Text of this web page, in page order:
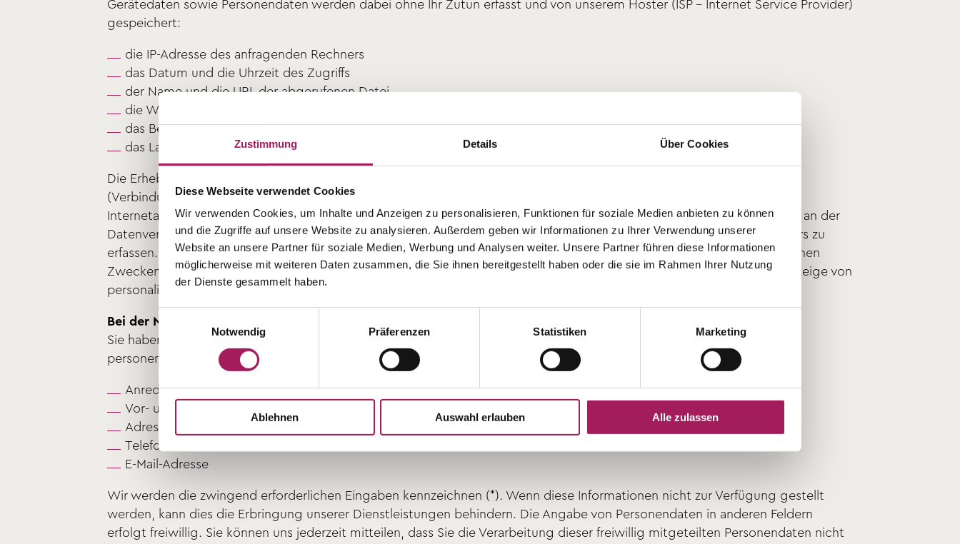
Zustimmung Details Über Cookies
Diese Webseite verwendet Cookies
Wir verwenden Cookies, um Inhalte und Anzeigen zu personalisieren, Funktionen für soziale Medien anbieten zu können
und die Zugriffe auf unsere Website zu analysieren. Außerdem geben wir Informationen zu Ihrer Verwendung unserer
Website an unsere Partner für soziale Medien, Werbung und Analysen weiter. Unsere Partner führen diese Informationen
möglicherweise mit weiteren Daten zusammen, die Sie ihnen bereitgestellt haben oder die sie im Rahmen Ihrer Nutzung
der Dienste gesammelt haben.
Notwendig
Präferenzen Statistiken Marketing
Ablehnen Auswahl erlauben Alle zulassen
Gerätedaten sowie Personendaten werden dabei ohne Ihr Zutun erfasst und von unserem Hoster (ISP - Internet Service Provider)
gespeichert:
die IP-Adresse des anfragenden Rechners
das Datum und die Uhrzeit des Zugriffs
der Name und die URL der abgerufenen Datei
die Webseite, von der aus der Zugriff erfolgte
das Betriebssystem Ihres Rechners und der von Ihnen verwendete Browser
das Land von welchem Sie zugegriffen haben und die Spracheinstellungen bei Ihrem Browser
Die Erhebung und Verarbeitung dieser Daten erfolgt zu dem Zweck, die Nutzung unserer Webseite zu ermöglichen
(Verbindungsaufbau), die Systemsicherheit und -stabilität dauerhaft zu gewährleisten und die Optimierung unseres
Internetangebots zu ermöglichen sowie zu internen statistischen Zwecken. Hierin besteht unser berechtigtes Interesse an der
Datenverarbeitung. Die IP-Adresse wird insbesondere dazu verwendet, um das Aufenthaltsland des Webseiten-Besuchers zu
erfassen. Ferner wird die IP-Adresse bei Angriffen auf die Netzinfrastruktur von www.schweizerhof-luzern.ch, zu statistischen
Zwecken ausgewertet. Darüber hinaus verwenden wir beim Besuch unserer Technologie sog. Pixel und Cookies zur Anzeige von
personalisierter Werbung sowie zur Nutzung von Webanalyse-Diensten.
Bei der Nutzung unserer Kontaktformulare
Sie haben die Möglichkeit, ein Kontaktformular zu verwenden, um mit uns in Kontakt zu treten. Die Eingabe folgender
personenbezogenen Daten ist zwingend:
Anrede
Vor- und Nachname
Adresse (Strasse, Hausnummer, Ort, Postleitzahl)
Telefonnummer
E-Mail-Adresse
Wir werden die zwingend erforderlichen Eingaben kennzeichnen (*). Wenn diese Informationen nicht zur Verfügung gestellt
werden, kann dies die Erbringung unserer Dienstleistungen behindern. Die Angabe von Personendaten in anderen Feldern
erfolgt freiwillig. Sie können uns jederzeit mitteilen, dass Sie die Verarbeitung dieser freiwillig mitgeteilten Personendaten nicht